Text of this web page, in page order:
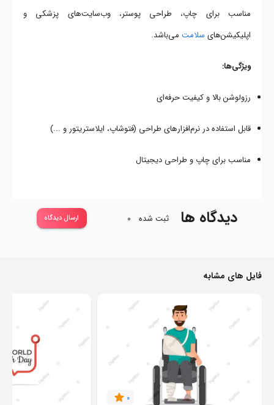
مناسب برای چاپ، طراحی پوستر، وب‌سایت‌های پزشکی و
اپلیکیشن‌های سلامت می‌باشد.
ویژگی‌ها:
رزولوشن بالا و کیفیت حرفه‌ای
قابل استفاده در نرم‌افزارهای طراحی (فتوشاپ، ایلاستریتور و ...)
مناسب برای چاپ و طراحی دیجیتال
دیدگاه ها ثبت شده 0 ارسال دیدگاه
فایل های مشابه
0